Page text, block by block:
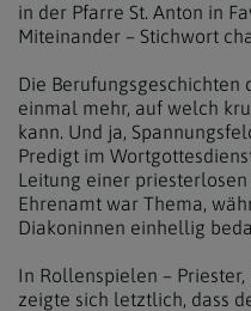
in der Pfarre St. Anton in
Miteinander – Stichwort
Die Berufungsgeschichten
einmal mehr, auf welch
kann. Und ja,
Predigt im
Leitung einer
Ehrenamt war Thema,
Diakoninnen einhellig
In Rollenspielen –
zeigte sich letztlich, dass